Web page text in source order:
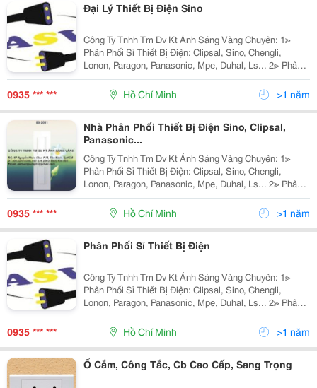
Đại Lý Thiết Bị Điện Sino
Công Ty Tnhh Tm Dv Kt Ánh Sáng Vàng Chuyên: 1≫
Phân Phối Sỉ Thiết Bị Điện: Clipsal, Sino, Chengli,
Lonon, Paragon, Panasonic, Mpe, Duhal, Ls... 2≫ Phân
Phối Đèn Chiếu Sáng Nội Ngoại Thất: Nét Việt, Euro,
Sano, Quốc Ngọc, 168 Lighting, Kim Lo
0935 *** *** Hồ Chí Minh >1 năm
Nhà Phân Phối Thiết Bị Điện Sino, Clipsal,
Panasonic...
Công Ty Tnhh Tm Dv Kt Ánh Sáng Vàng Chuyên: 1≫
Phân Phối Sỉ Thiết Bị Điện: Clipsal, Sino, Chengli,
Lonon, Paragon, Panasonic, Mpe, Duhal, Ls... 2≫ Phân
Phối Đèn Chiếu Sáng Nội Ngoại Thất: Nét Việt, Euro,
Sano, Quốc Ngọc, 168 Lighting, Kim Lo
0935 *** *** Hồ Chí Minh >1 năm
Phân Phối Sỉ Thiết Bị Điện
Công Ty Tnhh Tm Dv Kt Ánh Sáng Vàng Chuyên: 1≫
Phân Phối Sỉ Thiết Bị Điện: Clipsal, Sino, Chengli,
Lonon, Paragon, Panasonic, Mpe, Duhal, Ls... 2≫ Phân
Phối Đèn Chiếu Sáng Nội Ngoại Thất: Nét Việt, Euro,
Sano, Quốc Ngọc, 168 Lighting, Kim Lo
0935 *** *** Hồ Chí Minh >1 năm
Ổ Cắm, Công Tắc, Cb Cao Cấp, Sang Trọng